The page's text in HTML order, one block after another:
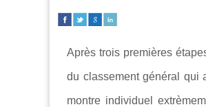
Après trois premières
du classement général qui
montre individuel